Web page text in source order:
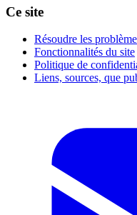
Ce site
Résoudre les
Fonctionnalités du site
Politique de
Liens, sources, que